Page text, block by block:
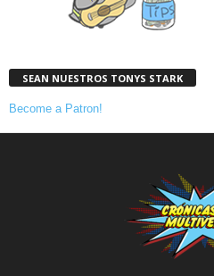
SEAN NUESTROS TONYS STARK
Become a Patron!